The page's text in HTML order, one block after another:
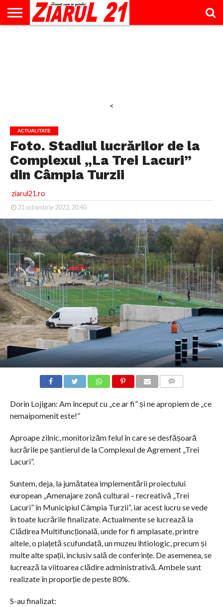
<
ACTUALITATE
Foto. Stadiul lucrărilor de la
Complexul „La Trei Lacuri”
din Câmpia Turzii
ziarul21.ro
31 octombrie 2023, 20:40
Dorin Lojigan: Am început cu „ce ar fi” și ne apropiem de „ce
nemaipomenit este!”
Aproape zilnic, monitorizăm felul în care se desfășoară
lucrările pe șantierul de la Complexul de Agrement „Trei
Lacuri”.
Suntem, deja, la jumătatea implementării proiectului
european „Amenajare zonă cultural – recreativă „Trei
Lacuri” în Municipiul Câmpia Turzii”, iar acest lucru se vede
în toate lucrările finalizate. Actualmente se lucrează la
Clădirea Multifuncțională, unde for fi amplasate, printre
altele, o piațetă scufundată, un muzeu ihtiologic, precum și
multe alte spații, inclusiv sală de conferințe. De asemenea, se
lucrează la viitoarea clădire administrativă. Ambele sunt
realizate în proporție de peste 80%.
S-au finalizat: